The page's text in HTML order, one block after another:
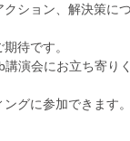
ション、解決策に
待です。
演会にお立ち寄り
グに参加できます